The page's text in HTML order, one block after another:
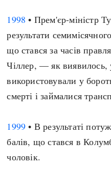
1998 • Прем'єр-міністр
результати
що стався за часів
Чіллер, — як виявилось,
використовували у
смерті і займалися
1999 • В результаті
балів, що стався в
чоловік.